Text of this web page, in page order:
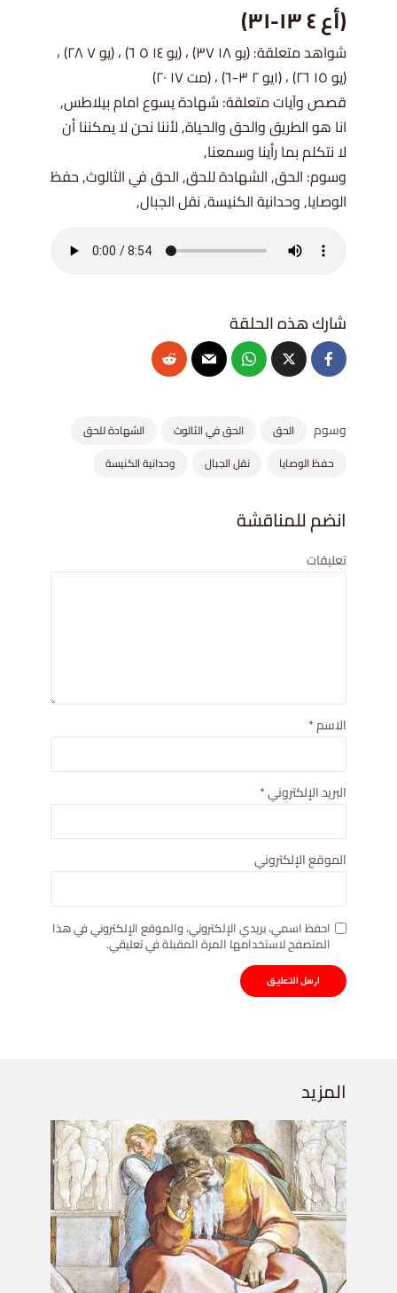
(أع ٤ ١٣-٣١)
شواهد متعلقة: (يو ١٨ ٣٧) ، (يو ١٤ ٥ ٦) ، (يو ٧ ٢٨) ،
(يو ١٥ ٢٦) ، (١يو ٢ ٣-٦) ، (مت ١٧ ٢٠)
قصص وآيات متعلقة: شهادة يسوع امام بيلاطس,
انا هو الطريق والحق والحياة, لأننا نحن لا يمكننا أن
لا نتكلم بما رأينا وسمعنا,
وسوم: الحق, الشهادة للحق, الحق في الثالوث, حفظ
الوصايا, وحدانية الكنيسة, نقل الجبال,
وسوم الحق الحق في الثالوث
الشهادة للحق
حفظ الوصايا
نقل الجبال وحدانية الكنيسة
انضم للمناقشة
تعليقات
الاسم*
البريد الإلكتروني*
الموقع الإلكتروني
احفظ اسمي، بريدي الإلكتروني، والموقع الإلكتروني في هذا
المتصفح لاستخدامها المرة المقبلة في تعليقي.
المزيد